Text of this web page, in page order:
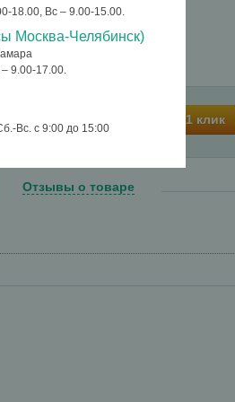
17,5
1410004
шт
Купить в 1 клик
Отзывы о товаре
18.00, Вс – 9.00-15.00.
Москва-Челябинск)
9.00-17.00.
Вс. с 9:00 до 15:00